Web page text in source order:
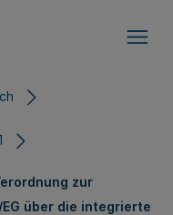
zur
über die integrierte